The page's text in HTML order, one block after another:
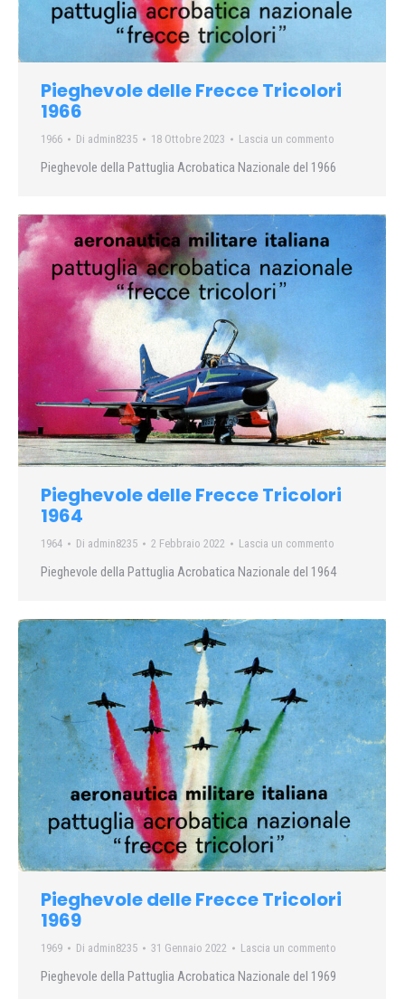
Pieghevole delle Frecce Tricolori
1966
1966 Di admin8235 18 Ottobre 2023 Lascia un commento
Pieghevole della Pattuglia Acrobatica Nazionale del 1966
Pieghevole delle Frecce Tricolori
1964
1964 Di admin8235 2 Febbraio 2022 Lascia un commento
Pieghevole della Pattuglia Acrobatica Nazionale del 1964
Pieghevole delle Frecce Tricolori
1969
1969 Di admin8235 31 Gennaio 2022 Lascia un commento
Pieghevole della Pattuglia Acrobatica Nazionale del 1969